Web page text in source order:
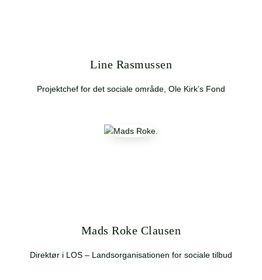
Line Rasmussen
Projektchef for det sociale område, Ole Kirk’s Fond
Mads Roke Clausen
Direktør i LOS – Landsorganisationen for sociale tilbud